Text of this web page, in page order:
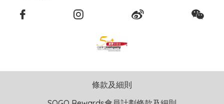
條款及細則